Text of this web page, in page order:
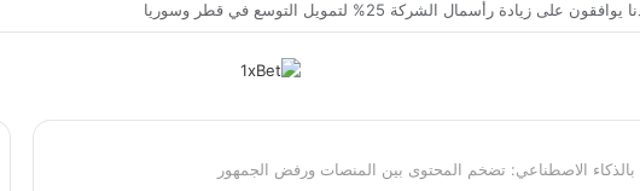
في أزمة مضيق هرمز وسط تضارب الروايات بين واشنطن وطهران
الاصطناعي: تضخم المحتوى بين المنصات ورفض الجمهور